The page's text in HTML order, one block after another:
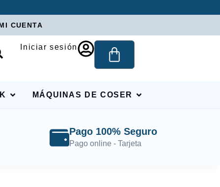
CUENTA
Iniciar sesión
MÁQUINAS DE COSER
Pago 100% Seguro
Pago online - Tarjeta